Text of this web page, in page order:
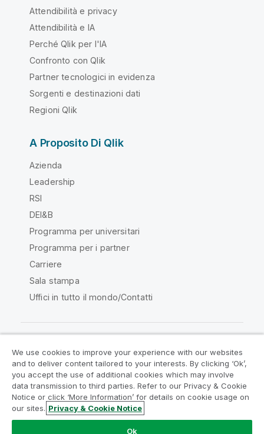
Attendibilità e privacy
Attendibilità e IA
Perché Qlik per l'IA
Confronto con Qlik
Partner tecnologici in evidenza
Sorgenti e destinazioni dati
Regioni Qlik
A Proposito Di Qlik
Azienda
Leadership
RSI
DEI&B
Programma per universitari
Programma per i partner
Carriere
Sala stampa
Uffici in tutto il mondo/Contatti
Qlik Community
Contratti
Termini del prodotto
Legal Policies
Note Legali
Termini di utilizzo
Marchi
Do Not Share My Info
We use cookies to improve your experience with our websites
and to deliver content tailored to your interests. By clicking ‘Ok’,
you accept the use of additional cookies which may involve
data transmission to third parties. Refer to our Privacy & Cookie
Notice or click ‘More Information’ for details on cookie usage on
our sites. Privacy & Cookie Notice
Ok